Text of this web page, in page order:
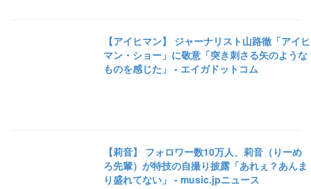
【アイヒマン】 ジャーナリスト山路徹「アイヒ
マン・ショー」に敬意「突き刺さる矢のような
ものを感じた」 - エイガドットコム
【莉音】 フォロワー数10万人、莉音（りーめ
ろ先輩）が特技の自撮り披露「あれぇ？あんま
り盛れてない」 - music.jpニュース